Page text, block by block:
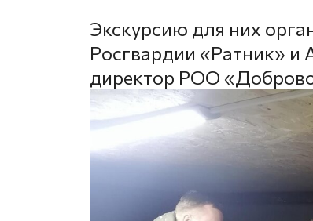
Экскурсию для них
Росгвардии «Ратник»
директор РОО